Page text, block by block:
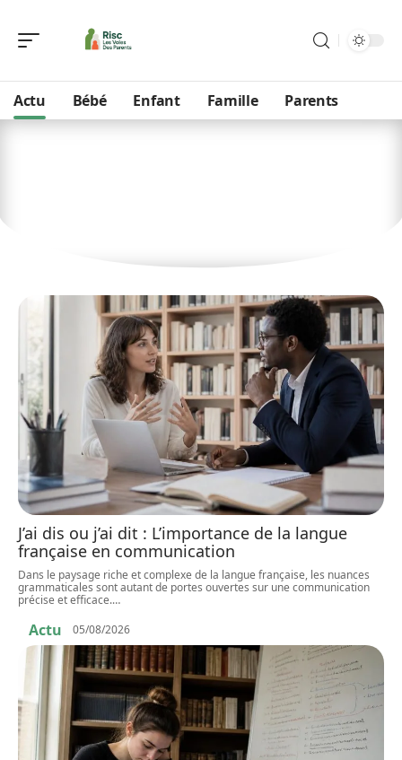
Actu Bébé Enfant Famille Parents
J’ai dis ou j’ai dit : L’importance de la langue
française en communication
Dans le paysage riche et complexe de la langue française, les nuances
grammaticales sont autant de portes ouvertes sur une communication
précise et efficace.…
Actu 05/08/2026